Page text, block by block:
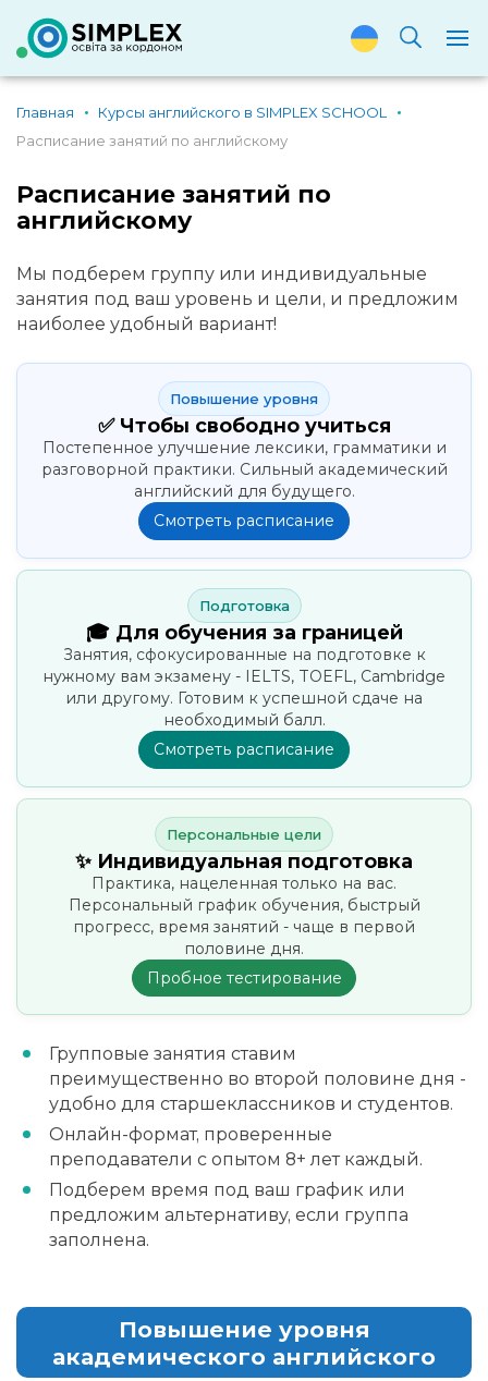
Главная
Курсы английского в SIMPLEX SCHOOL
Расписание занятий по английскому
Расписание занятий по
английскому
Мы подберем группу или индивидуальные
занятия под ваш уровень и цели, и предложим
наиболее удобный вариант!
Повышение уровня
✅ Чтобы свободно учиться
Постепенное улучшение лексики, грамматики и
разговорной практики. Сильный академический
английский для будущего.
Смотреть расписание
Подготовка
🎓 Для обучения за границей
Занятия, сфокусированные на подготовке к
нужному вам экзамену - IELTS, TOEFL, Cambridge
или другому. Готовим к успешной сдаче на
необходимый балл.
Смотреть расписание
Персональные цели
✨ Индивидуальная подготовка
Практика, нацеленная только на вас.
Персональный график обучения, быстрый
прогресс, время занятий - чаще в первой
половине дня.
Пробное тестирование
Групповые занятия ставим
преимущественно во второй половине дня -
удобно для старшеклассников и студентов.
Онлайн-формат, проверенные
преподаватели с опытом 8+ лет каждый.
Подберем время под ваш график или
предложим альтернативу, если группа
заполнена.
Повышение уровня
академического английского